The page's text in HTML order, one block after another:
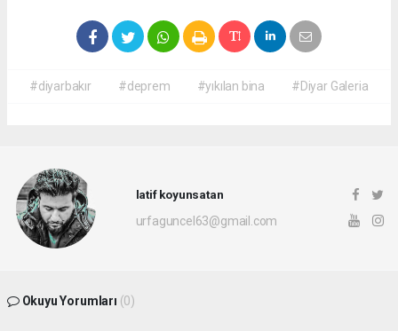
#diyarbakır #deprem #yıkılan bina #Diyar Galeria
latif koyunsatan
urfaguncel63@gmail.com
Okuyu Yorumları (0)